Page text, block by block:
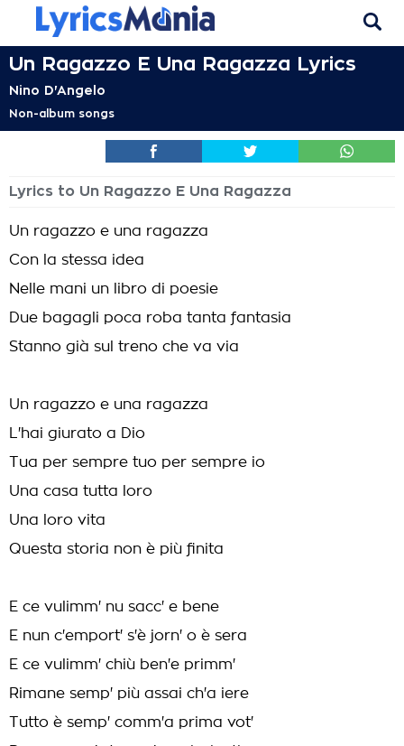
Un Ragazzo E Una Ragazza Lyrics
Nino D'Angelo
Non-album songs
Lyrics to Un Ragazzo E Una Ragazza
Un ragazzo e una ragazza
Con la stessa idea
Nelle mani un libro di poesie
Due bagagli poca roba tanta fantasia
Stanno già sul treno che va via
Un ragazzo e una ragazza
L'hai giurato a Dio
Tua per sempre tuo per sempre io
Una casa tutta loro
Una loro vita
Questa storia non è più finita
E ce vulimm' nu sacc' e bene
E nun c'emport' s'è jorn' o è sera
E ce vulimm' chiù ben'e primm'
Rimane semp' più assai ch'a iere
Tutto è semp' comm'a prima vot'